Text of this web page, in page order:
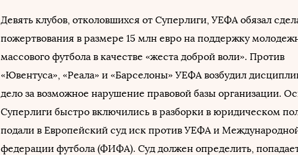
Девять клубов, отколовшихся от Суперлиги, УЕФА обязал
пожертвования в размере 15 млн евро на поддержку
массового футбола в качестве «жеста доброй воли». Против
«Ювентуса», «Реала» и «Барселоны» УЕФА возбудил
дело за возможное нарушение правовой базы организации.
Суперлиги быстро включились в разборки в юридическом
подали в Европейский суд иск против УЕФА и
федерации футбола (ФИФА). Суд должен определить,